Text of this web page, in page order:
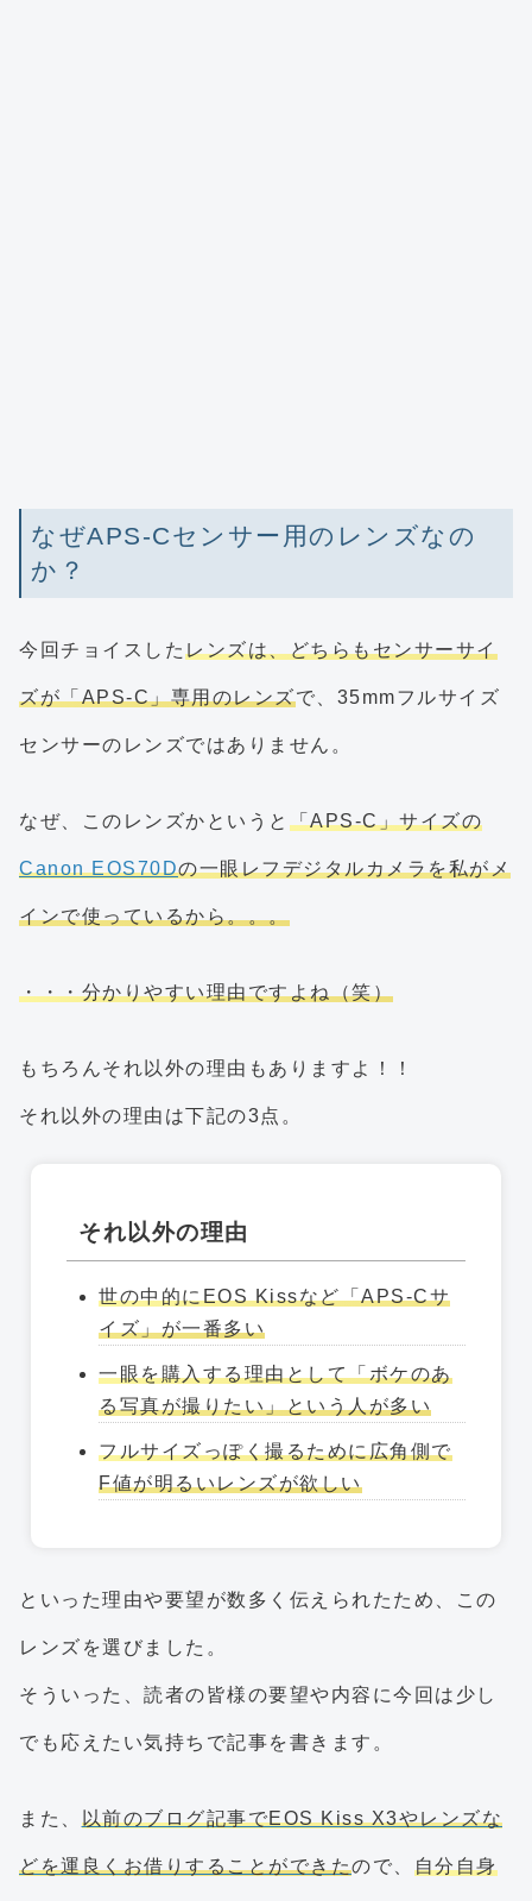
なぜAPS-Cセンサー用のレンズなの
か？
今回チョイスしたレンズは、どちらもセンサーサイ
ズが「APS-C」専用のレンズで、35mmフルサイズ
センサーのレンズではありません。
なぜ、このレンズかというと 「APS-C」サイズの
Canon EOS70Dの一眼レフデジタルカメラを私がメ
インで使っているから。。。
・・・分かりやすい理由ですよね（笑）
もちろんそれ以外の理由もありますよ！！
それ以外の理由は下記の3点。
それ以外の理由
世の中的にEOS Kissなど「APS-Cサ
イズ」が一番多い
一眼を購入する理由として「ボケのあ
る写真が撮りたい」という人が多い
フルサイズっぽく撮るために広角側で
F値が明るいレンズが欲しい
といった理由や要望が数多く伝えられたため、この
レンズを選びました。
そういった、読者の皆様の要望や内容に今回は少し
でも応えたい気持ちで記事を書きます。
また、 以前のブログ記事でEOS Kiss X3やレンズな
どを運良くお借りすることができたので、 自分自身